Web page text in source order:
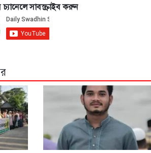
সাবস্ক্রাইব করুন